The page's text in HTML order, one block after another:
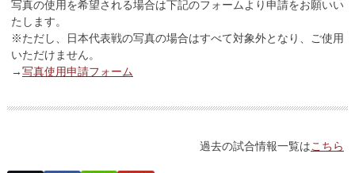
写真の使用を希望される場合は下記のフォームより申請をお願いい
たします。
※ただし、日本代表戦の写真の場合はすべて対象外となり、ご使用
いただけません。
→写真使用申請フォーム
過去の試合情報一覧はこちら